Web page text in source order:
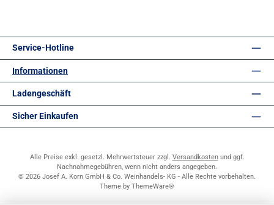
Service-Hotline
Informationen
Ladengeschäft
Sicher Einkaufen
Alle Preise exkl. gesetzl. Mehrwertsteuer zzgl. Versandkostenund ggf.
Nachnahmegebühren, wenn nicht anders angegeben.
© 2026 Josef A. Korn GmbH & Co. Weinhandels- KG - Alle Rechte vorbehalten.
Theme by ThemeWare®